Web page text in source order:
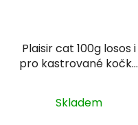
Plaisir cat 100g losos i
pro kastrované kočky
Skladem